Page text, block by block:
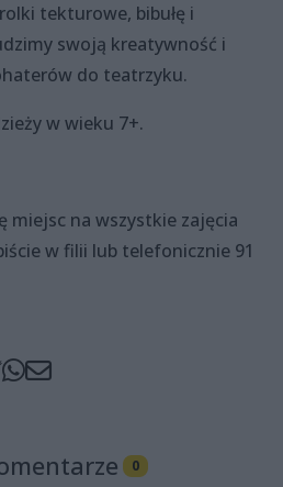
tekturowe, bibułę i
swoją kreatywność i
do teatrzyku.
w wieku 7+.
miejsc na wszystkie zajęcia
w filii lub telefonicznie 91
0